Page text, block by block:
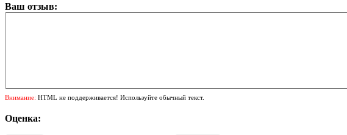
Ваш отзыв:
Внимание: HTML не поддерживается! Используйте обычный текст.
Оценка: